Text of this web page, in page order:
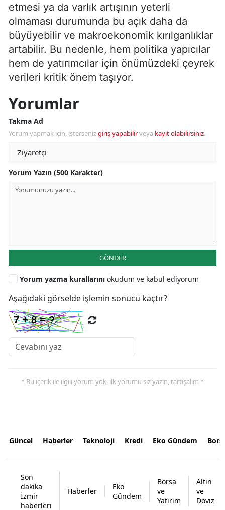
etmesi ya da varlık artışının yeterli
olmaması durumunda bu açık daha da
büyüyebilir ve makroekonomik kırılganlıklar
artabilir. Bu nedenle, hem politika yapıcılar
hem de yatırımcılar için önümüzdeki çeyrek
verileri kritik önem taşıyor.
Yorumlar
Takma Ad
Yorum yapmak için, istersenizgiriş yapabilirveya kayıt olabilirsiniz.
Yorum Yazın (500 Karakter)
GÖNDER
Yorum yazma kurallarını okudum ve kabul ediyorum
Aşağıdaki görselde işlemin sonucu kaçtır?
* Bu içerik ile ilgili yorum yok, ilk yorumu siz yazın, tartışalım *
Güncel Haberler Teknoloji Kredi Eko Gündem
Son
dakika
İzmir
haberleri
Haberler
Eko
Gündem
Borsa
ve
Yatırım
Altın
ve
Döviz